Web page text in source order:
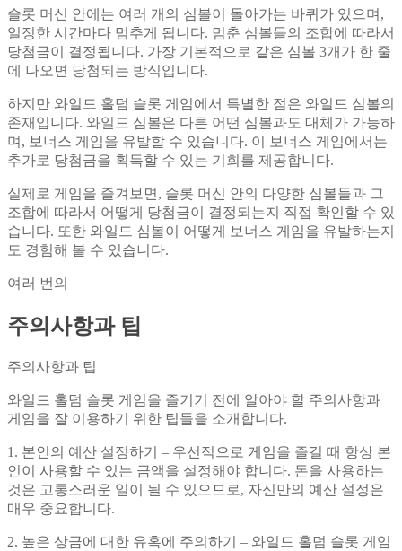
슬롯 머신 안에는 여러 개의 심볼이 돌아가는 바퀴가 있으며,
일정한 시간마다 멈추게 됩니다. 멈춘 심볼들의 조합에 따라서
당첨금이 결정됩니다. 가장 기본적으로 같은 심볼 3개가 한 줄
에 나오면 당첨되는 방식입니다.
하지만 와일드 홀덤 슬롯 게임에서 특별한 점은 와일드 심볼의
존재입니다. 와일드 심볼은 다른 어떤 심볼과도 대체가 가능하
며, 보너스 게임을 유발할 수 있습니다. 이 보너스 게임에서는
추가로 당첨금을 획득할 수 있는 기회를 제공합니다.
실제로 게임을 즐겨보면, 슬롯 머신 안의 다양한 심볼들과 그
조합에 따라서 어떻게 당첨금이 결정되는지 직접 확인할 수 있
습니다. 또한 와일드 심볼이 어떻게 보너스 게임을 유발하는지
도 경험해 볼 수 있습니다.
여러 번의
주의사항과 팁
주의사항과 팁
와일드 홀덤 슬롯 게임을 즐기기 전에 알아야 할 주의사항과
게임을 잘 이용하기 위한 팁들을 소개합니다.
1. 본인의 예산 설정하기 – 우선적으로 게임을 즐길 때 항상 본
인이 사용할 수 있는 금액을 설정해야 합니다. 돈을 사용하는
것은 고통스러운 일이 될 수 있으므로, 자신만의 예산 설정은
매우 중요합니다.
2. 높은 상금에 대한 유혹에 주의하기 – 와일드 홀덤 슬롯 게임